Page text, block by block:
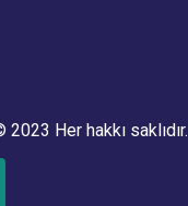
Her hakkı saklıdır.